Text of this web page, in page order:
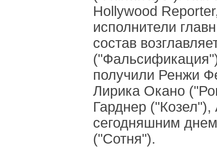
Hollywood
исполнители
состав
получили Ренжи
Лирика Окано
Гарднер
сегодняшним
("Сотня").